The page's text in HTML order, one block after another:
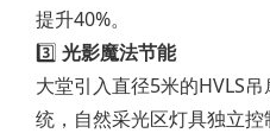
提升40%。
3️⃣ 光影魔法节能
大堂引入直径5米的HVLS
统，自然采光区灯具独立